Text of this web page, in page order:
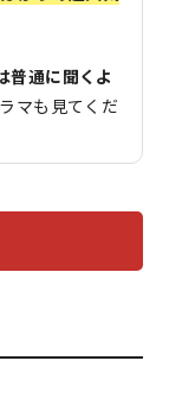
通に聞くよ
マも見てくだ